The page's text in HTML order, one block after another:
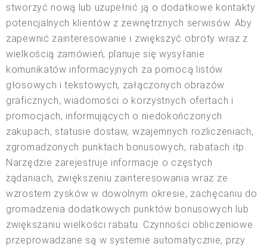
stworzyć nową lub uzupełnić ją o dodatkowe kontakty
potencjalnych klientów z zewnętrznych serwisów. Aby
zapewnić zainteresowanie i zwiększyć obroty wraz z
wielkością zamówień, planuje się wysyłanie
komunikatów informacyjnych za pomocą listów
głosowych i tekstowych, załączonych obrazów
graficznych, wiadomości o korzystnych ofertach i
promocjach, informujących o niedokończonych
zakupach, statusie dostaw, wzajemnych rozliczeniach,
zgromadzonych punktach bonusowych, rabatach itp.
Narzędzie zarejestruje informacje o częstych
żądaniach, zwiększeniu zainteresowania wraz ze
wzrostem zysków w dowolnym okresie, zachęcaniu do
gromadzenia dodatkowych punktów bonusowych lub
zwiększaniu wielkości rabatu. Czynności obliczeniowe
przeprowadzane są w systemie automatycznie, przy